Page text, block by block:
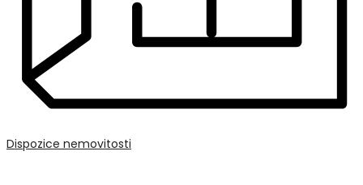
Dispozice nemovitosti